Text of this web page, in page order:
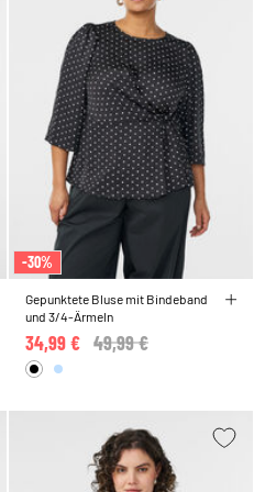
-30%
Gepunktete Bluse mit Bindeband
und 3/4-Ärmeln
Price reduced from
49,99 €
34,99 €